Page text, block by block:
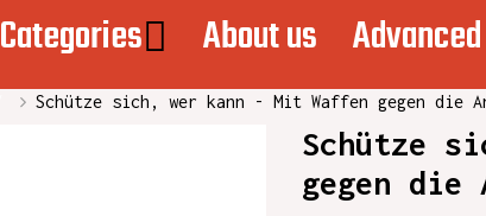
Categories About us
Schütze sich, wer kann - Mit Waffen gegen die
Schütze
gegen die